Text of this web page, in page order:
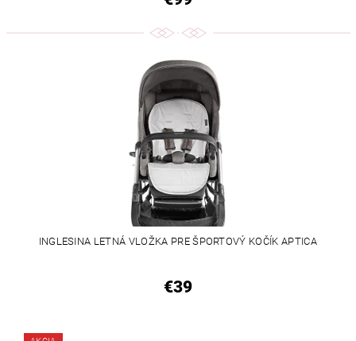
INGLESINA LETNÁ VLOŽKA PRE ŠPORTOVÝ KOČÍK APTICA
€39